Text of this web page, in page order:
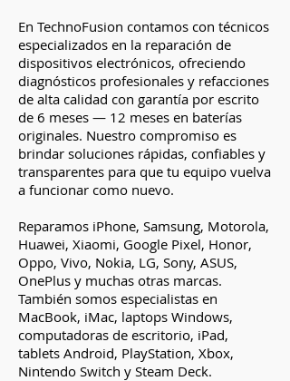
En TechnoFusion contamos con técnicos
especializados en la reparación de
dispositivos electrónicos, ofreciendo
diagnósticos profesionales y refacciones
de alta calidad con garantía por escrito
de 6 meses — 12 meses en baterías
originales. Nuestro compromiso es
brindar soluciones rápidas, confiables y
transparentes para que tu equipo vuelva
a funcionar como nuevo.
Reparamos iPhone, Samsung, Motorola,
Huawei, Xiaomi, Google Pixel, Honor,
Oppo, Vivo, Nokia, LG, Sony, ASUS,
OnePlus y muchas otras marcas.
También somos especialistas en
MacBook, iMac, laptops Windows,
computadoras de escritorio, iPad,
tablets Android, PlayStation, Xbox,
Nintendo Switch y Steam Deck.​